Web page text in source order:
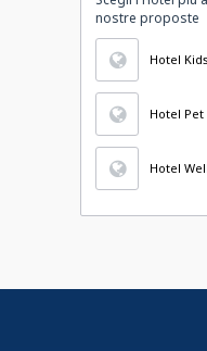
nostre proposte
Hotel Kids
Hotel Pet
Hotel